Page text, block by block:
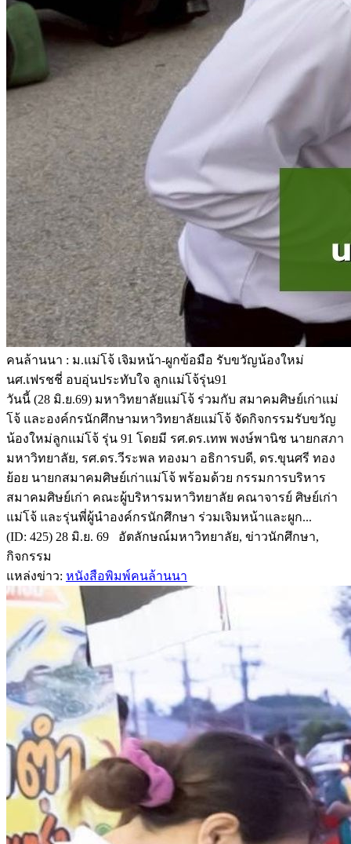
คนล้านนา : ม.แม่โจ้ เจิมหน้า-ผูกข้อมือ รับขวัญน้องใหม่
นศ.เฟรชชี่ อบอุ่นประทับใจ ลูกแม่โจ้รุ่น91
วันนี้ (28 มิ.ย.69) มหาวิทยาลัยแม่โจ้ ร่วมกับ สมาคมศิษย์เก่าแม่
โจ้ และองค์กรนักศึกษามหาวิทยาลัยแม่โจ้ จัดกิจกรรมรับขวัญ
น้องใหม่ลูกแม่โจ้ รุ่น 91 โดยมี รศ.ดร.เทพ พงษ์พานิช นายกสภา
มหาวิทยาลัย, รศ.ดร.วีระพล ทองมา อธิการบดี, ดร.ขุนศรี ทอง
ย้อย นายกสมาคมศิษย์เก่าแม่โจ้ พร้อมด้วย กรรมการบริหาร
สมาคมศิษย์เก่า คณะผู้บริหารมหาวิทยาลัย คณาจารย์ ศิษย์เก่า
แม่โจ้ และรุ่นพี่ผู้นำองค์กรนักศึกษา ร่วมเจิมหน้าและผูก...
(ID: 425) 28 มิ.ย. 69 อัตลักษณ์มหาวิทยาลัย, ข่าวนักศึกษา,
กิจกรรม
แหล่งข่าว: หนังสือพิมพ์คนล้านนา